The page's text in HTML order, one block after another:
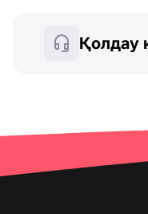
Қолдау